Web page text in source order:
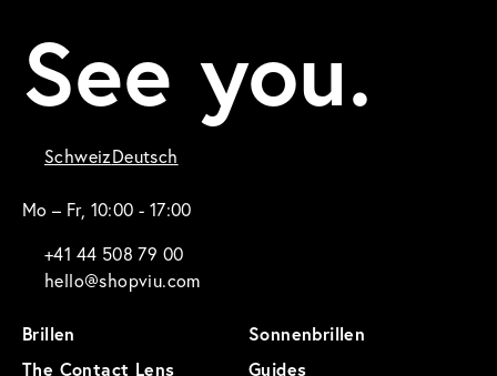
See you.
SchweizDeutsch
Mo – Fr, 10:00 - 17:00
+41 44 508 79 00
hello@shopviu.com
Brillen
Sonnenbrillen
The Contact Lens
Guides